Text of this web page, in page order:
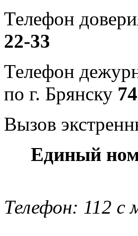
Телефон
22-33
Телефон
по г. Брянску
Вызов
Единый
Телефон: 112 с